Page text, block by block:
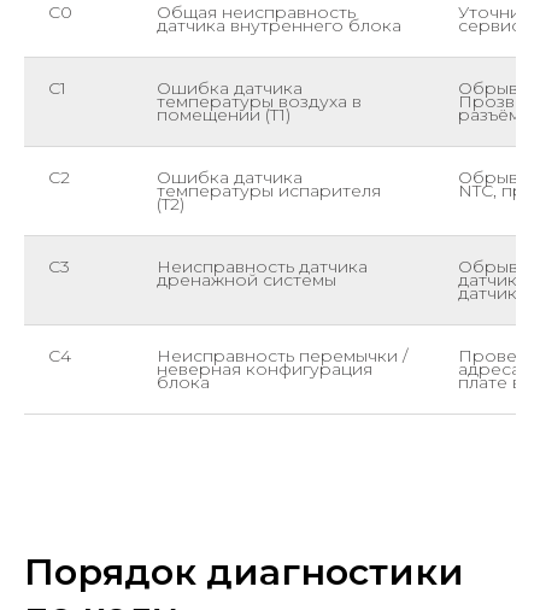
C0 Общая неисправность
датчика внутреннего блока
C1 Ошибка датчика
температуры воздуха в
помещении (T1)
Обрыв
разъём
C2 Ошибка датчика
температуры испарителя
(T2)
Обрыв
NTC,
C3 Неисправность датчика
дренажной системы
Обрыв
датчика
датчик и
C4 Неисправность перемычки /
неверная конфигурация
блока плате
Порядок диагностики